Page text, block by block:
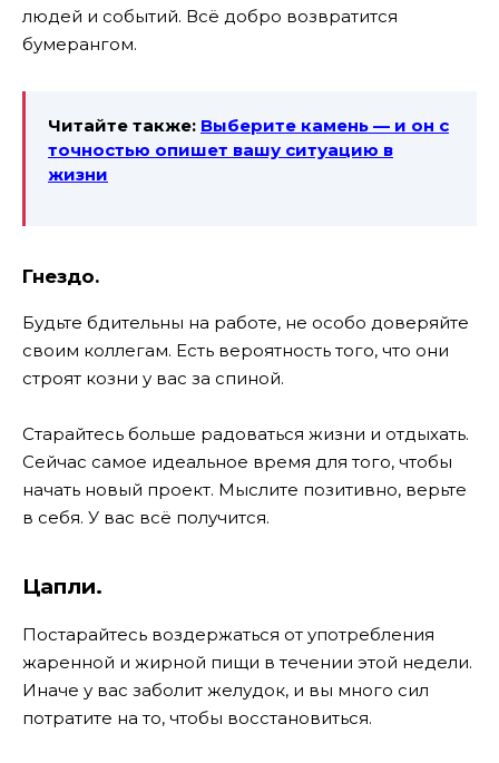
людей и событий. Всё добро возвратится
бумерангом.
Читайте также: Выберите камень — и он с
точностью опишет вашу ситуацию в
жизни
Гнездо.
Будьте бдительны на работе, не особо доверяйте
своим коллегам. Есть вероятность того, что они
строят козни у вас за спиной.
Старайтесь больше радоваться жизни и отдыхать.
Сейчас самое идеальное время для того, чтобы
начать новый проект. Мыслите позитивно, верьте
в себя. У вас всё получится.
Цапли.
Постарайтесь воздержаться от употребления
жаренной и жирной пищи в течении этой недели.
Иначе у вас заболит желудок, и вы много сил
потратите на то, чтобы восстановиться.